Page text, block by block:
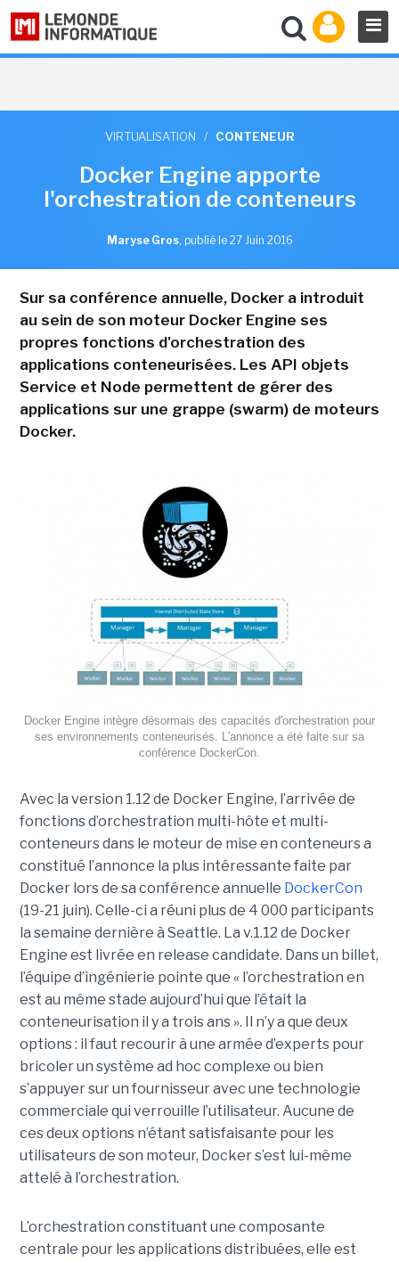
VIRTUALISATION / CONTENEUR
Docker Engine apporte
l'orchestration de conteneurs
Maryse Gros, publié le 27 Juin 2016
Sur sa conférence annuelle, Docker a introduit
au sein de son moteur Docker Engine ses
propres fonctions d'orchestration des
applications conteneurisées. Les API objets
Service et Node permettent de gérer des
applications sur une grappe (swarm) de moteurs
Docker.
Docker Engine intègre désormais des capacités d'orchestration pour
ses environnements conteneurisés. L'annonce a été faite sur sa
conférence DockerCon.
Avec la version 1.12 de Docker Engine, l’arrivée de
fonctions d’orchestration multi-hôte et multi-
conteneurs dans le moteur de mise en conteneurs a
constitué l’annonce la plus intéressante faite par
Docker lors de sa conférence annuelle DockerCon
(19-21 juin). Celle-ci a réuni plus de 4 000 participants
la semaine dernière à Seattle. La v.1.12 de Docker
Engine est livrée en release candidate. Dans un billet,
l’équipe d’ingénierie pointe que « l’orchestration en
est au même stade aujourd’hui que l’était la
conteneurisation il y a trois ans ». Il n’y a que deux
options : il faut recourir à une armée d’experts pour
bricoler un système ad hoc complexe ou bien
s’appuyer sur un fournisseur avec une technologie
commerciale qui verrouille l’utilisateur. Aucune de
ces deux options n’étant satisfaisante pour les
utilisateurs de son moteur, Docker s’est lui-même
attelé à l’orchestration.
L’orchestration constituant une composante
centrale pour les applications distribuées, elle est